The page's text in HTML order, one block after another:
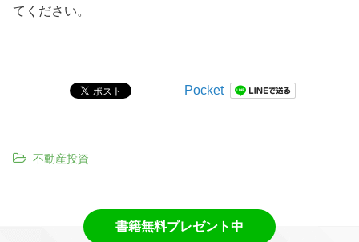
てください。
Pocket
不動産投資